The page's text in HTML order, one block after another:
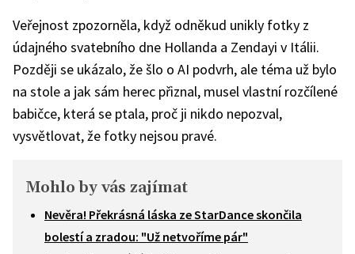
Veřejnost zpozorněla, když odněkud unikly fotky z
údajného svatebního dne Hollanda a Zendayi v Itálii.
Později se ukázalo, že šlo o AI podvrh, ale téma už bylo
na stole a jak sám herec přiznal, musel vlastní rozčílené
babičce, která se ptala, proč ji nikdo nepozval,
vysvětlovat, že fotky nejsou pravé.
Mohlo by vás zajímat
Nevěra! Překrásná láska ze StarDance skončila
bolestí a zradou: "Už netvoříme pár"